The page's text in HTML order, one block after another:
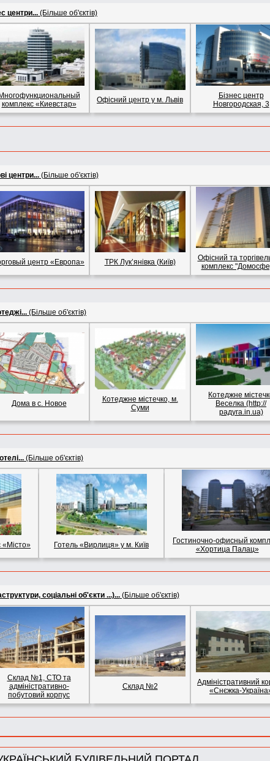
центри... (Більше об'єктів)
Многофункциональный
комплекс «Киевстар»
Офісний центр у м. Львів
Бізнес центр
Новгородская, 3
центри...(Більше об'єктів)
центр «Европа» ТРК Лук’янівка (Київ)
Офісний та
комплекс
(Більше об'єктів)
Дома в с. Новое
Котеджне містечко, м.
Суми
Котеджне
Веселка (http://
радуга.in.ua)
(Більше об'єктів)
«Мiсто» Готель «Вирлиця» у м. Київ
Гостиночно-офисный
«Хортица Палац»
соціальні об'єкти ...)...(Більше об'єктів)
Склад №1, СТО та
адміністративно-
побутовий корпус
Склад №2
Адміністративний
«Снєжка-